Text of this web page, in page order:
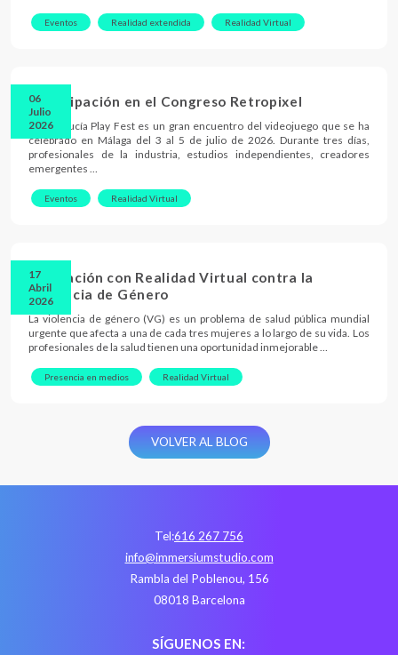
Eventos Realidad extendida Realidad Virtual
06
Julio
2026
Participación en el Congreso Retropixel
El Andalucía Play Fest es un gran encuentro del videojuego que se ha
celebrado en Málaga del 3 al 5 de julio de 2026. Durante tres días,
profesionales de la industria, estudios independientes, creadores
emergentes …
Eventos Realidad Virtual
17
Abril
2026
Innovación con Realidad Virtual contra la
Violencia de Género
La violencia de género (VG) es un problema de salud pública mundial
urgente que afecta a una de cada tres mujeres a lo largo de su vida. Los
profesionales de la salud tienen una oportunidad inmejorable …
Presencia en medios Realidad Virtual
VOLVER AL BLOG
Tel:616 267 756
info@immersiumstudio.com
Rambla del Poblenou, 156
08018 Barcelona
SÍGUENOS EN: